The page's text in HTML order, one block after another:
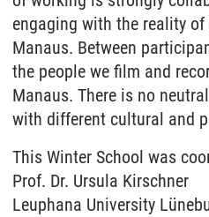
engaging with the reality
Manaus. Between
the people we film and
Manaus. There is no
with different cultural and
This Winter School was
Prof. Dr. Ursula Kirschner
Leuphana University